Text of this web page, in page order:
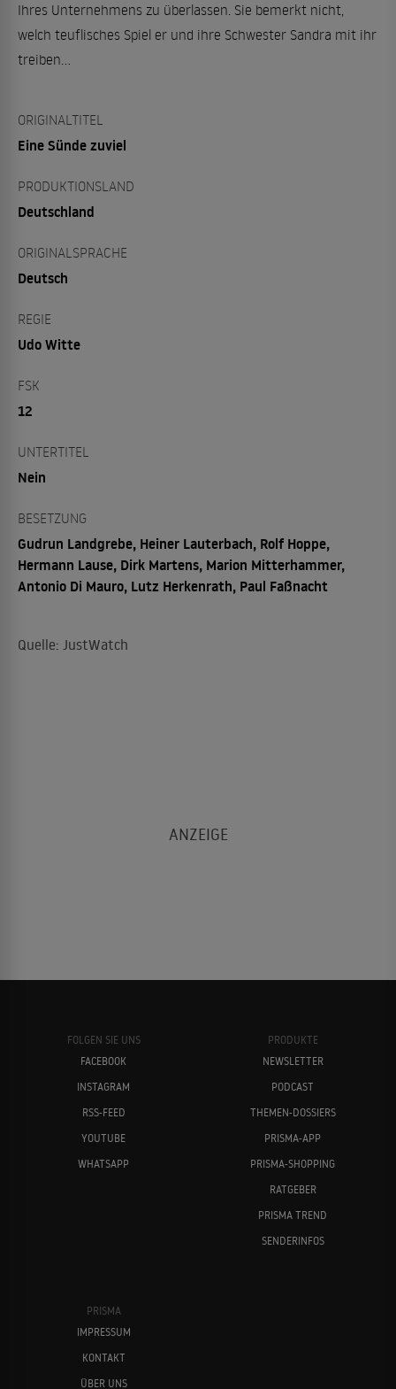
Ihres Unternehmens zu überlassen. Sie bemerkt nicht,
welch teuflisches Spiel er und ihre Schwester Sandra mit ihr
treiben...
ORIGINALTITEL
Eine Sünde zuviel
PRODUKTIONSLAND
Deutschland
ORIGINALSPRACHE
Deutsch
REGIE
Udo Witte
FSK
12
UNTERTITEL
Nein
BESETZUNG
Gudrun Landgrebe, Heiner Lauterbach, Rolf Hoppe,
Hermann Lause, Dirk Martens, Marion Mitterhammer,
Antonio Di Mauro, Lutz Herkenrath, Paul Faßnacht
Quelle: JustWatch
FOLGEN SIE UNS
FACEBOOK
INSTAGRAM
RSS-FEED
YOUTUBE
WHATSAPP
PRODUKTE
NEWSLETTER
PODCAST
THEMEN-DOSSIERS
PRISMA-APP
PRISMA-SHOPPING
RATGEBER
PRISMA TREND
SENDERINFOS
PRISMA
IMPRESSUM
KONTAKT
ÜBER UNS